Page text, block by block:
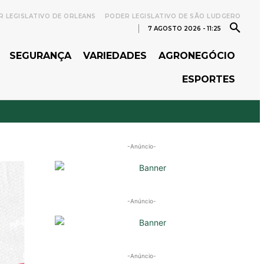
LEGISLATIVO DE ORLEANS
PODER LEGISLATIVO DE SÃO LUDGERO
7 AGOSTO 2026 - 11:25
SEGURANÇA VARIEDADES AGRONEGÓCIO
ESPORTES
-Anúncio-
-Anúncio-
-Anúncio-